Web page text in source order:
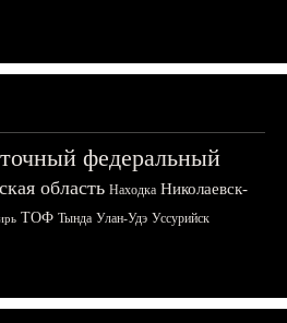
федеральный
область Находка Николаевск-
ТОФ Тында Улан-Удэ Уссурийск